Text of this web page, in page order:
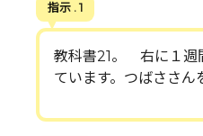
指示 . 1
教科書21。 右に１週
ています。つばささん